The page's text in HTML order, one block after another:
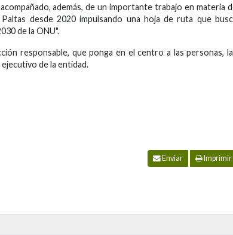
además, de un importante trabajo en materia
desde 2020 impulsando una hoja de ruta que
de la ONU".
responsable, que ponga en el centro a las personas,
de la entidad.
Enviar Imprimir